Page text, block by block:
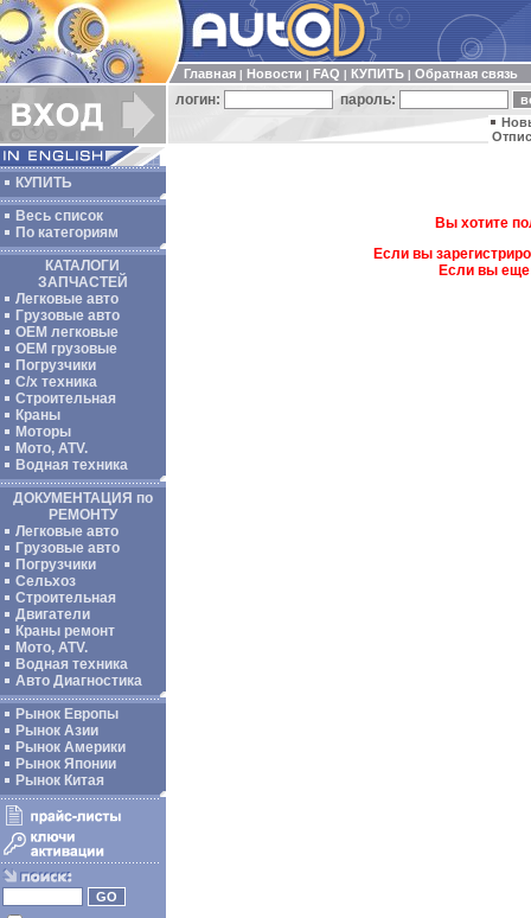
Главная Новости FAQ КУПИТЬ Обратная связь
логин: пароль:
КУПИТЬ
Весь список
По категориям
КАТАЛОГИ
ЗАПЧАСТЕЙ
Легковые авто
Грузовые авто
ОЕМ легковые
OEM грузовые
Погрузчики
С/х техника
Строительная
Краны
Моторы
Мото, ATV.
Водная техника
ДОКУМЕНТАЦИЯ по
РЕМОНТУ
Легковые авто
Грузовые авто
Погрузчики
Сельхоз
Строительная
Двигатели
Краны ремонт
Мото, ATV.
Водная техника
Авто Диагностика
Рынок Европы
Рынок Азии
Рынок Америки
Рынок Японии
Рынок Китая
Вы хотите
Если вы
Если вы еще